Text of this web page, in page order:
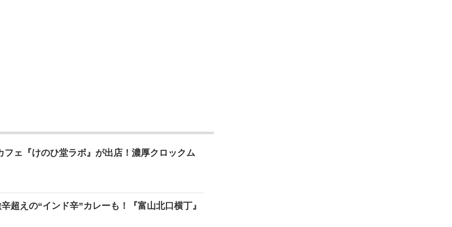
フェ『けのひ堂ラボ』が出店！濃厚クロックム
超えの“インド辛”カレーも！『富山北口横丁』